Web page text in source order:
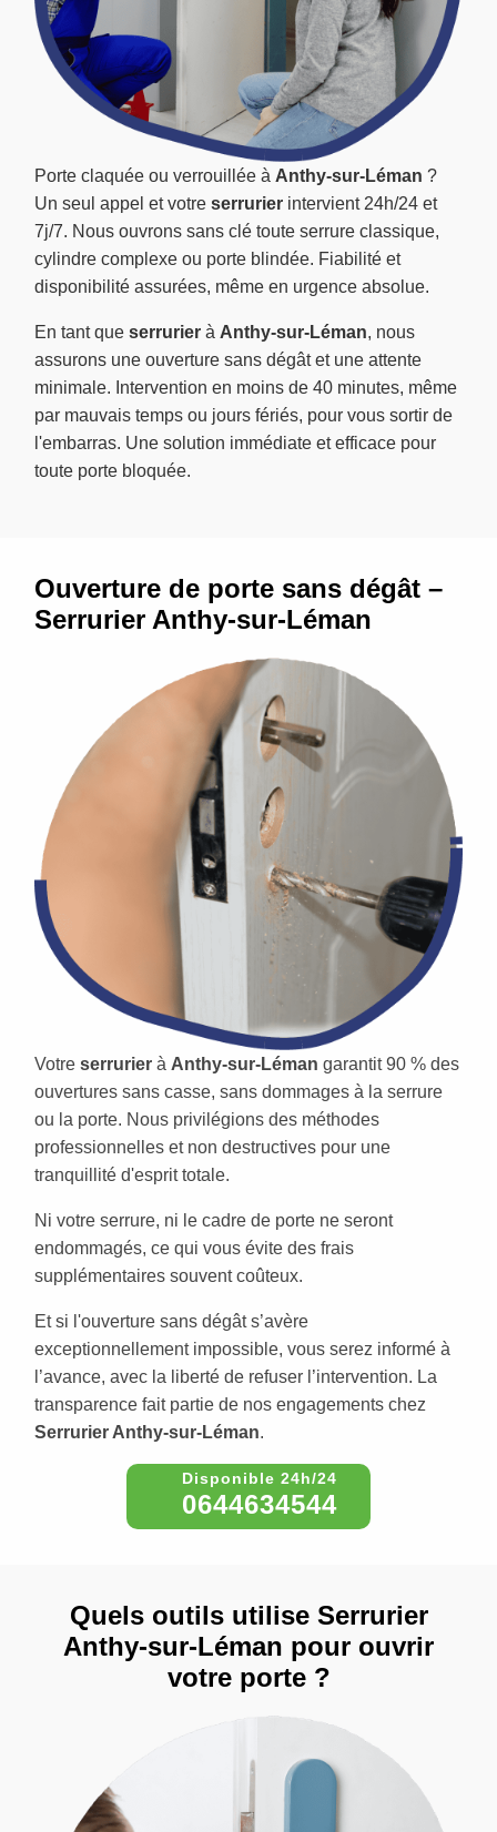
Porte claquée ou verrouillée à Anthy-sur-Léman ?
Un seul appel et votre serrurier intervient 24h/24 et
7j/7. Nous ouvrons sans clé toute serrure classique,
cylindre complexe ou porte blindée. Fiabilité et
disponibilité assurées, même en urgence absolue.
En tant que serrurier à Anthy-sur-Léman, nous
assurons une ouverture sans dégât et une attente
minimale. Intervention en moins de 40 minutes, même
par mauvais temps ou jours fériés, pour vous sortir de
l'embarras. Une solution immédiate et efficace pour
toute porte bloquée.
Ouverture de porte sans dégât –
Serrurier Anthy-sur-Léman
Votre serrurier à Anthy-sur-Léman garantit 90 % des
ouvertures sans casse, sans dommages à la serrure
ou la porte. Nous privilégions des méthodes
professionnelles et non destructives pour une
tranquillité d'esprit totale.
Ni votre serrure, ni le cadre de porte ne seront
endommagés, ce qui vous évite des frais
supplémentaires souvent coûteux.
Et si l'ouverture sans dégât s’avère
exceptionnellement impossible, vous serez informé à
l’avance, avec la liberté de refuser l’intervention. La
transparence fait partie de nos engagements chez
Serrurier Anthy-sur-Léman.
0644634544
Quels outils utilise Serrurier
Anthy-sur-Léman pour ouvrir
votre porte ?